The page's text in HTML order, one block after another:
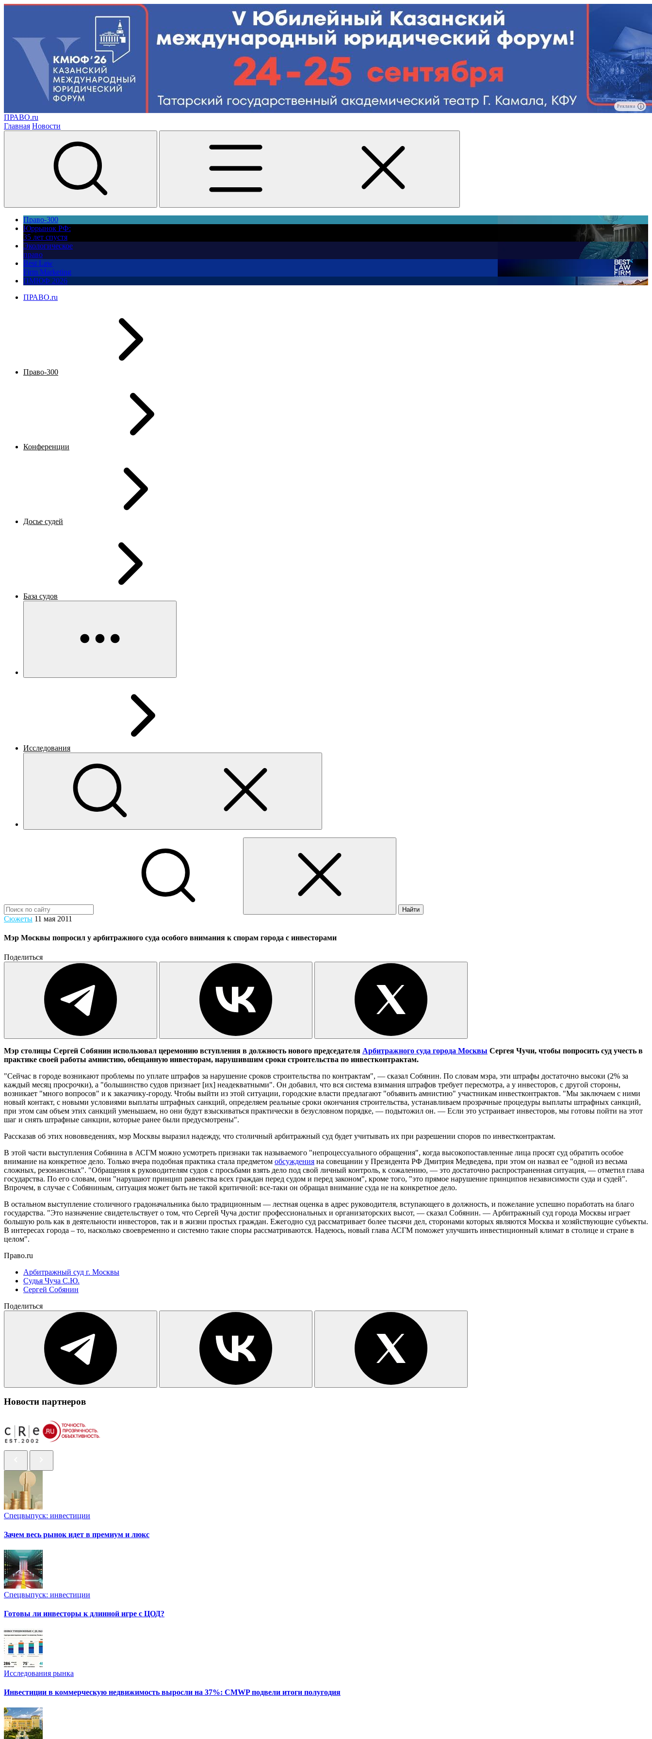
Реклама
ПРАВО.ru
Главная Новости
Право-300
Юррынок РФ:
35 лет спустя
Экологическое
право
Best Law
Firm Marketing
ПМЮФ 2026
ПРАВО.ru
Право-300
Конференции
Досье судей
База судов
Исследования
Найти
Сюжеты 11 мая 2011
Мэр Москвы попросил у арбитражного суда особого внимания к спорам города с инвесторами
Поделиться
Мэр столицы Сергей Собянин использовал церемонию вступления в должность нового председателя Арбитражного суда города Москвы Сергея Чучи, чтобы попросить суд учесть в
практике своей работы амнистию, обещанную инвесторам, нарушившим сроки строительства по инвестконтрактам.
"Сейчас в городе возникают проблемы по уплате штрафов за нарушение сроков строительства по контрактам", — сказал Собянин. По словам мэра, эти штрафы достаточно высоки (2% за
каждый месяц просрочки), а "большинство судов признает [их] неадекватными". Он добавил, что вся система взимания штрафов требует пересмотра, а у инвесторов, с другой стороны,
возникает "много вопросов" и к заказчику-городу. Чтобы выйти из этой ситуации, городские власти предлагают "объявить амнистию" участникам инвестконтрактов. "Мы заключаем с ними
новый контакт, с новыми условиями выплаты штрафных санкций, определяем реальные сроки окончания строительства, устанавливаем прозрачные процедуры выплаты штрафных санкций,
при этом сам объем этих санкций уменьшаем, но они будут взыскиваться практически в безусловном порядке, — подытожил он. — Если это устраивает инвесторов, мы готовы пойти на этот
шаг и снять штрафные санкции, которые ранее были предусмотрены".
Рассказав об этих нововведениях, мэр Москвы выразил надежду, что столичный арбитражный суд будет учитывать их при разрешении споров по инвестконтрактам.
В этой части выступления Собянина в АСГМ можно усмотреть признаки так называемого "непроцессуального обращения", когда высокопоставленные лица просят суд обратить особое
внимание на конкретное дело. Только вчера подобная практика стала предметом обсуждения на совещании у Президента РФ Дмитрия Медведева, при этом он назвал ее "одной из весьма
сложных, резонансных". "Обращения к руководителям судов с просьбами взять дело под свой личный контроль, к сожалению, — это достаточно распространенная ситуация, — отметил глава
государства. По его словам, они "нарушают принцип равенства всех граждан перед судом и перед законом", кроме того, "это прямое нарушение принципов независимости суда и судей".
Впрочем, в случае с Собяниным, ситуация может быть не такой критичной: все-таки он обращал внимание суда не на конкретное дело.
В остальном выступление столичного градоначальника было традиционным — лестная оценка в адрес руководителя, вступающего в должность, и пожелание успешно поработать на благо
государства. "Это назначение свидетельствует о том, что Сергей Чуча достиг профессиональных и организаторских высот, — сказал Собянин. — Арбитражный суд города Москвы играет
большую роль как в деятельности инвесторов, так и в жизни простых граждан. Ежегодно суд рассматривает более тысячи дел, сторонами которых являются Москва и хозяйствующие субъекты.
В интересах города – то, насколько своевременно и системно такие споры рассматриваются. Надеюсь, новый глава АСГМ поможет улучшить инвестиционный климат в столице и стране в
целом".
Право.ru
Арбитражный суд г. Москвы
Судья Чуча С.Ю.
Сергей Собянин
Поделиться
Новости партнеров
Спецвыпуск: инвестиции
Зачем весь рынок идет в премиум и люкс
Спецвыпуск: инвестиции
Готовы ли инвесторы к длинной игре с ЦОД?
Исследования рынка
Инвестиции в коммерческую недвижимость выросли на 37%: CMWP подвели итоги полугодия